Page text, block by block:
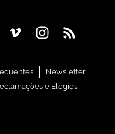
Newsletter
e Elogios